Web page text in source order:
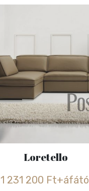
Loretello
1 231 200